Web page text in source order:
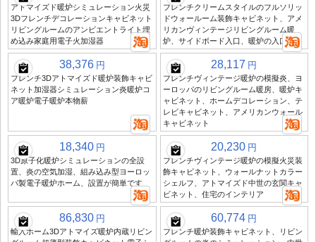
アトマイズド暖炉シミュレーション火災
3Dフレンチデコレーションキャビネット
リビングルームのアンビエントライト埋
め込み家庭用電子火加湿器
フレンチクリームスタイルのフルソリッ
ドウォールーム装飾キャビネット、アメ
リカンヴィンテージリビングルーム暖
炉、サイドボード入口、暖炉の入口
38,376 円
フレンチ3Dアトマイズド暖炉装飾キャビ
ネット加湿器シミュレーション炎暖炉コ
ア暖炉電子暖炉本物薪
28,117 円
フレンチヴィンテージ暖炉の模擬炎、ヨ
ーロッパのリビングルーム暖房、暖炉キ
ャビネット、ホームデコレーション、テ
レビキャビネット、アメリカンウォール
キャビネット
18,340 円
3D原子化暖炉シミュレーションの全設
置、炎の空気加湿、組み込み型ヨーロッ
パ製電子暖炉ホーム、設置が簡単です
20,230 円
フレンチヴィンテージ暖炉の模擬火災装
飾キャビネット、ウォールナットカラー
シェルフ、アトマイズド中世の玄関キャ
ビネット、住宅のインテリア
86,830 円
輸入ホーム3Dアトマイズ暖炉内蔵リビン
60,774 円
フレンチ暖炉装飾キャビネット、リビン